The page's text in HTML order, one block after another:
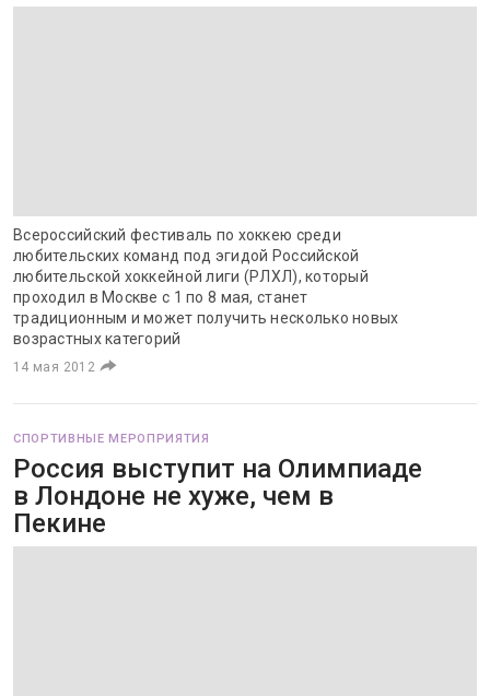
Всероссийский фестиваль по хоккею среди
любительских команд под эгидой Российской
любительской хоккейной лиги (РЛХЛ), который
проходил в Москве с 1 по 8 мая, станет
традиционным и может получить несколько новых
возрастных категорий
14 мая 2012
СПОРТИВНЫЕ МЕРОПРИЯТИЯ
Россия выступит на Олимпиаде
в Лондоне не хуже, чем в
Пекине